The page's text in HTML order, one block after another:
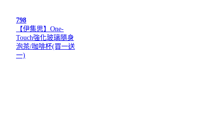
798
【伊集思】One-
Touch強化玻璃隨身
泡茶/咖啡杯(買一送
一)